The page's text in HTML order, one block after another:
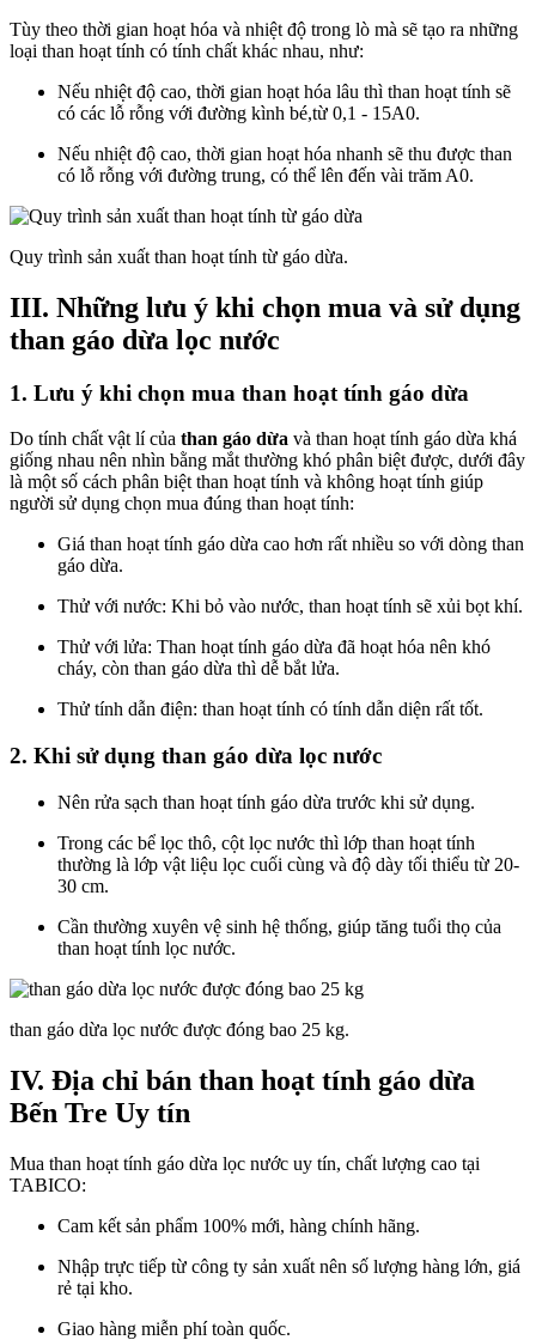
Tùy theo thời gian hoạt hóa và nhiệt độ trong lò mà sẽ tạo ra những
loại than hoạt tính có tính chất khác nhau, như:
Nếu nhiệt độ cao, thời gian hoạt hóa lâu thì than hoạt tính sẽ
có các lỗ rỗng với đường kình bé,từ 0,1 - 15A0.
Nếu nhiệt độ cao, thời gian hoạt hóa nhanh sẽ thu được than
có lỗ rỗng với đường trung, có thể lên đến vài trăm A0.
Quy trình sản xuất than hoạt tính từ gáo dừa.
III. Những lưu ý khi chọn mua và sử dụng
than gáo dừa lọc nước
1. Lưu ý khi chọn mua than hoạt tính gáo dừa
Do tính chất vật lí của than gáo dừa và than hoạt tính gáo dừa khá
giống nhau nên nhìn bằng mắt thường khó phân biệt được, dưới đây
là một số cách phân biệt than hoạt tính và không hoạt tính giúp
người sử dụng chọn mua đúng than hoạt tính:
Giá than hoạt tính gáo dừa cao hơn rất nhiều so với dòng than
gáo dừa.
Thử với nước: Khi bỏ vào nước, than hoạt tính sẽ xủi bọt khí.
Thử với lửa: Than hoạt tính gáo dừa đã hoạt hóa nên khó
cháy, còn than gáo dừa thì dễ bắt lửa.
Thử tính dẫn điện: than hoạt tính có tính dẫn diện rất tốt.​
2. Khi sử dụng than gáo dừa lọc nước
Nên rửa sạch than hoạt tính gáo dừa trước khi sử dụng.
Trong các bể lọc thô, cột lọc nước thì lớp than hoạt tính
thường là lớp vật liệu lọc cuối cùng và độ dày tối thiểu từ 20-
30 cm.
Cần thường xuyên vệ sinh hệ thống, giúp tăng tuổi thọ của
than hoạt tính lọc nước.
than gáo dừa lọc nước được đóng bao 25 kg.
IV. Địa chỉ bán than hoạt tính gáo dừa
Bến Tre Uy tín
Mua than hoạt tính gáo dừa lọc nước uy tín, chất lượng cao tại
TABICO:
Cam kết sản phẩm 100% mới, hàng chính hãng.
Nhập trực tiếp từ công ty sản xuất nên số lượng hàng lớn, giá
rẻ tại kho.
Giao hàng miễn phí toàn quốc.